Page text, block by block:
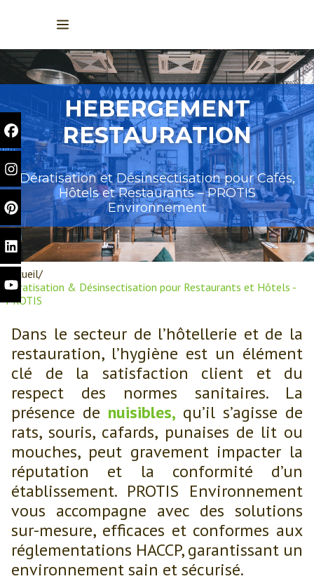
HEBERGEMENT
RESTAURATION
Dératisation et Désinsectisation pour Cafés,
Hôtels et Restaurants – PROTIS
Environnement
Accueil
Dératisation & Désinsectisation pour Restaurants et Hôtels -
PROTIS
Dans le secteur de l’hôtellerie et de la
restauration, l’hygiène est un élément
clé de la satisfaction client et du
respect des normes sanitaires. La
présence de nuisibles, qu’il s’agisse de
rats, souris, cafards, punaises de lit ou
mouches, peut gravement impacter la
réputation et la conformité d’un
établissement. PROTIS Environnement
vous accompagne avec des solutions
sur-mesure, efficaces et conformes aux
réglementations HACCP, garantissant un
environnement sain et sécurisé.